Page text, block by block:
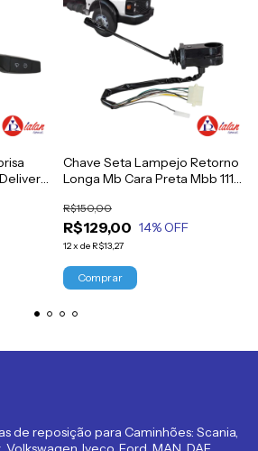
Chave Seta Lampejo Retorno
Longa Mb Cara Preta Mbb 1113
R$129,00
R$150,00
14% OFF
12x de R$13,27
de reposição para Caminhões: Scania,